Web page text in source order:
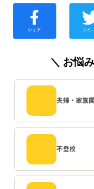
＼ お悩
夫婦・家族
不登校